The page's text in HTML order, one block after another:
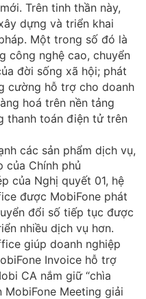
Trên tinh thần này,
dựng và triển khai
Một trong số đó là
công nghệ cao, chuyển
đời sống xã hội; phát
cường hỗ trợ cho doanh
hoá trên nền tảng
thanh toán điện tử trên
của Nghị quyết 01, hệ
được MobiFone phát
đổi số tiếp tục được
nhiều dịch vụ hơn.
giúp doanh nghiệp
Invoice hỗ trợ
CA nắm giữ “chìa
MobiFone Meeting giải